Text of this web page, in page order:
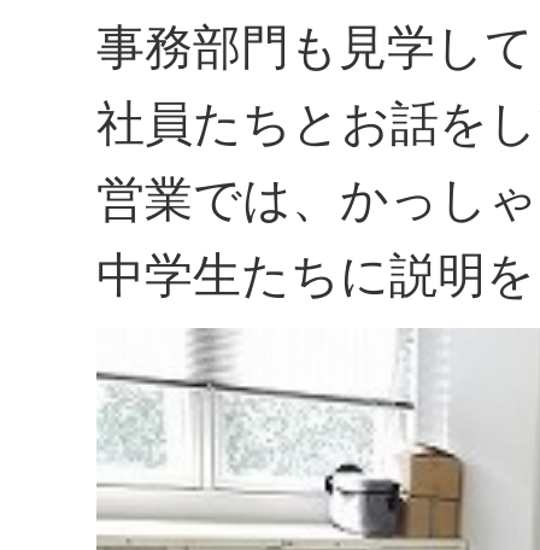
事務部門も見学し
社員たちとお話を
営業では、かっし
中学生たちに説明